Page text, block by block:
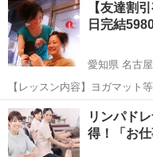
【友達割
日完結
愛知県 名古
【レッスン内容】ヨガマット
す。レッスンは学科と実技を
を脱がずそのまま行います。
いくテクニックと、ヨガの要
愛知 名古屋市 マッサ
リンパド
得！「お